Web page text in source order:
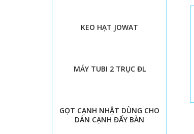
KEO HẠT JOWAT
MÁY TUBI 2 TRỤC ĐL
GỌT CẠNH NHẬT DÙNG CHO
DÁN CẠNH ĐẨY BÀN